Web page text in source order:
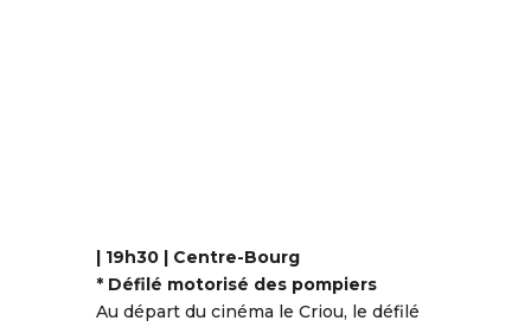
| 19h30 | Centre-Bourg
* Défilé motorisé des pompiers
Au départ du cinéma le Criou, le défilé